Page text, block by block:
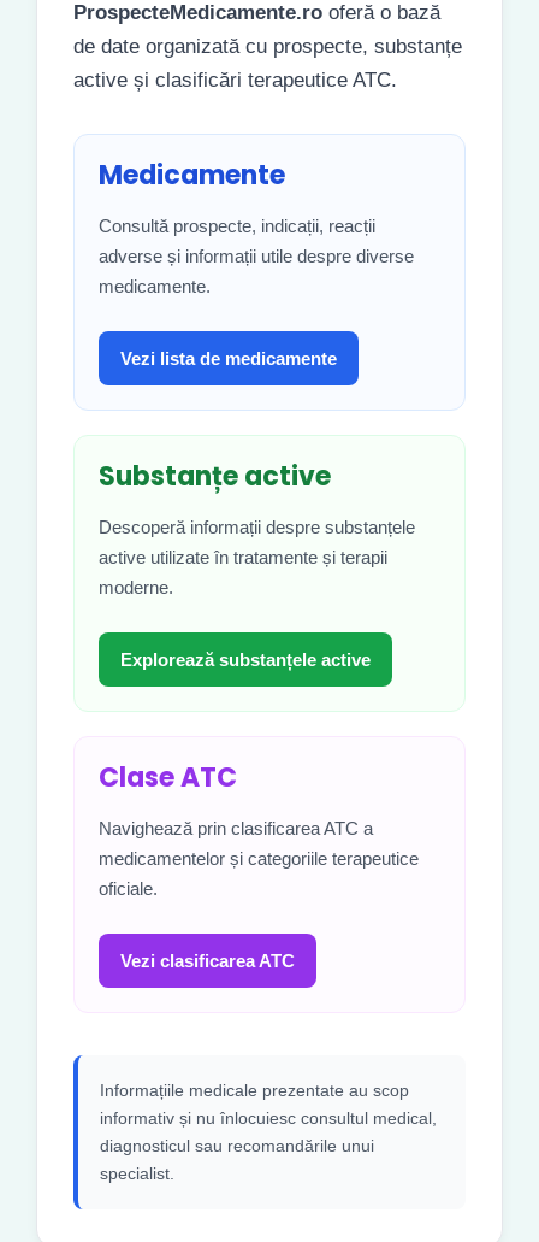
ProspecteMedicamente.ro oferă o bază
de date organizată cu prospecte, substanțe
active și clasificări terapeutice ATC.
Medicamente
Consultă prospecte, indicații, reacții
adverse și informații utile despre diverse
medicamente.
Vezi lista de medicamente
Substanțe active
Descoperă informații despre substanțele
active utilizate în tratamente și terapii
moderne.
Explorează substanțele active
Clase ATC
Navighează prin clasificarea ATC a
medicamentelor și categoriile terapeutice
oficiale.
Vezi clasificarea ATC
Informațiile medicale prezentate au scop
informativ și nu înlocuiesc consultul medical,
diagnosticul sau recomandările unui
specialist.